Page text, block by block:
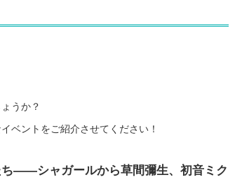
うか？
ベントをご紹介させてください！
ち――シャガールから草間彌生、初音ミク